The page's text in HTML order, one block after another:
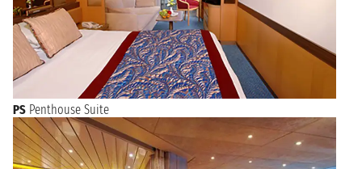
PS Penthouse Suite